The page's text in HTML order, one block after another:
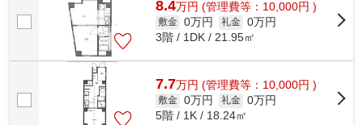
8.4万円 (管理費等：10,000円 )
敷金 0万円 礼金 0万円
3階 / 1DK / 21.95㎡
7.7万円 (管理費等：10,000円 )
敷金 0万円 礼金 0万円
5階 / 1K / 18.24㎡